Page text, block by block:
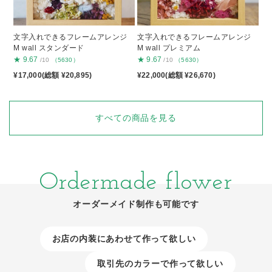
文字入れできるフレームアレンジ
M wall スタンダード
★ 9.67 /10 （5630）
¥17,000(総額 ¥20,895)
文字入れできるフレームアレンジ
M wall プレミアム
★ 9.67 /10 （5630）
¥22,000(総額 ¥26,670)
すべての商品を見る
Ordermade flower
オーダーメイド制作も可能です
お店の内装にあわせて作って欲しい
取引先のカラーで作って欲しい